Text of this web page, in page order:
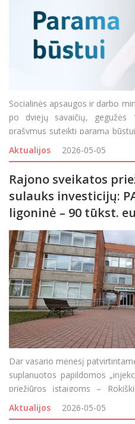
Socialinės apsaugos ir darbo
po dviejų savaičių, gegužės
prašymus suteikti paramą
kompensuojamą būsto kreditą
galima teikti ribotą laiką:
Aktualijos 2026-05-05
Rajono sveikatos
sulauks investicijų:
ligoninė – 90 tūkst.
Dar vasario mėnesį
suplanuotos papildomos
priežiūros įstaigoms –
priežiūros centrui (PASCP) ir VšĮ
Aktualijos 2026-05-05